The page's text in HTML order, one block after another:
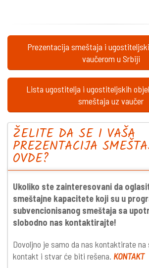
Prezentacija smeštaja i
vaučerom u Srbiji
Lista ugostitelja i ugostiteljskih
smeštaja uz vaučer
ŽELITE DA SE I VAŠA
PREZENTACIJA
OVDE?
Ukoliko ste zainteresovani da
smeštajne kapacitete koji su u
subvencionisanog smeštaja sa
slobodno nas kontaktirajte!
Dovoljno je samo da nas kontaktirate
kontakt i stvar će biti rešena. KONTAKT